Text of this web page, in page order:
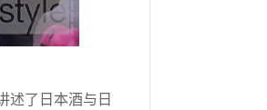
了日本酒与日